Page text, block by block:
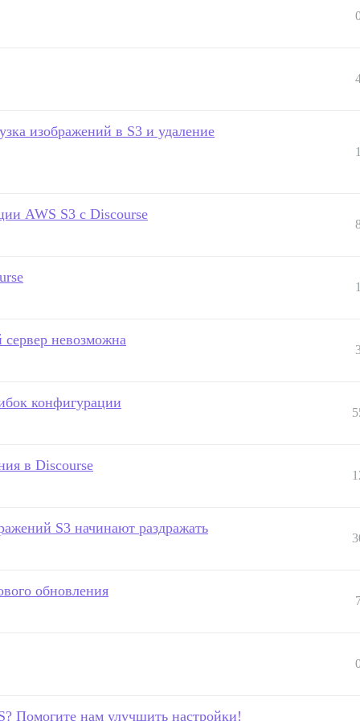
изображений в S3 и удаление
AWS S3 с Discourse
невозможна
конфигурации
в Discourse
S3 начинают раздражать
обновления
Помогите нам улучшить настройки!